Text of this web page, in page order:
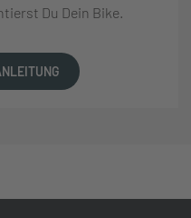
Du Dein Bike.